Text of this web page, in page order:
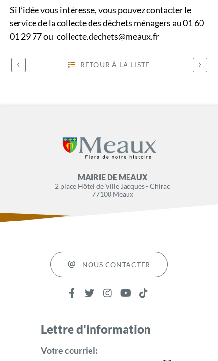
Si l’idée vous intéresse, vous pouvez contacter le
service de la collecte des déchets ménagers au 01 60
01 29 77 ou collecte.dechets@meaux.fr
RETOUR À LA LISTE
MAIRIE DE MEAUX
2 place Hôtel de Ville Jacques - Chirac
77100 Meaux
NOUS CONTACTER
Lettre d'information
Votre courriel: